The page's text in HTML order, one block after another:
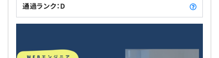
通過ランク：D